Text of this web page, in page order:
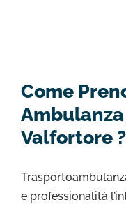
Come
Valfortore ?
e professionalità